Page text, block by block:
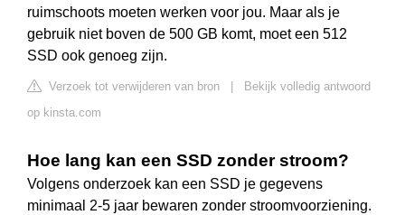
ruimschoots moeten werken voor jou. Maar als je
gebruik niet boven de 500 GB komt, moet een 512
SSD ook genoeg zijn.
Verzoek tot verwijderen van bron
Bekijk volledig antwoord
op kinsta.com
Hoe lang kan een SSD zonder stroom?
Volgens onderzoek kan een SSD je gegevens
minimaal 2-5 jaar bewaren zonder stroomvoorziening.